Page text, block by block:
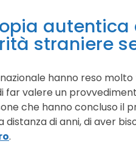
autentica
straniere
hanno reso
valere un
che hanno concluso il
di anni, di aver
.